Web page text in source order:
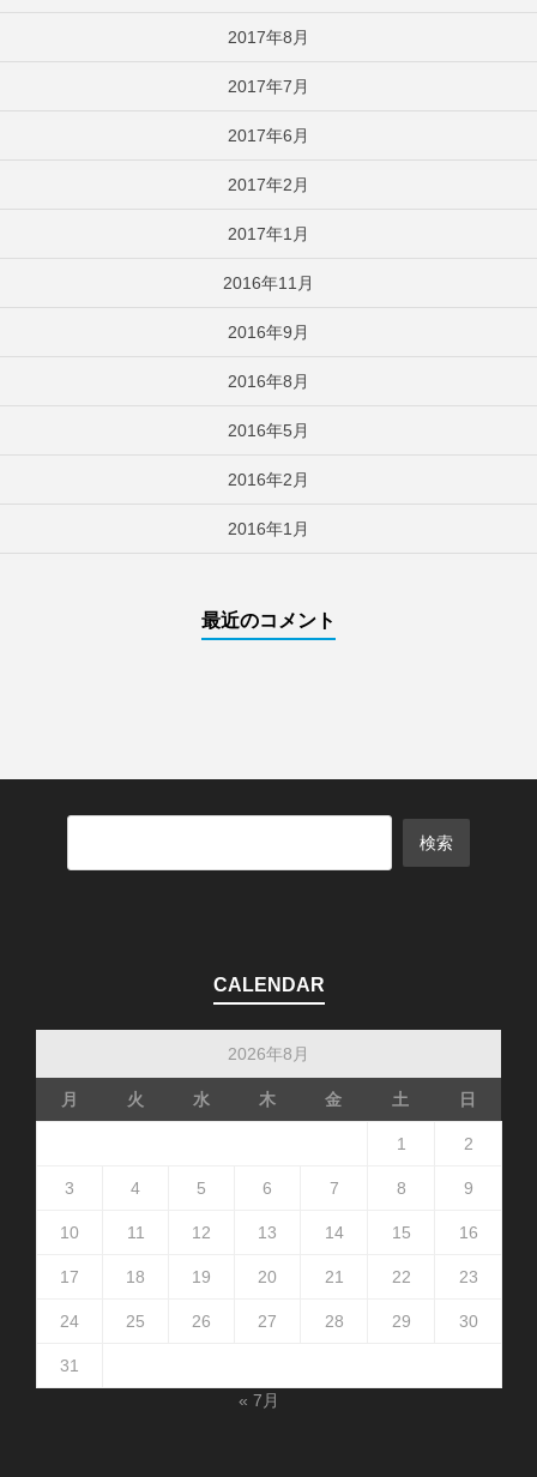
2017年8月
2017年7月
2017年6月
2017年2月
2017年1月
2016年11月
2016年9月
2016年8月
2016年5月
2016年2月
2016年1月
最近のコメント
CALENDAR
2026年8月
月 火 水 木 金 土 日
1 2
3 4 5 6 7 8 9
10 11 12 13 14 15 16
17 18 19 20 21 22 23
24 25 26 27 28 29 30
31
« 7月